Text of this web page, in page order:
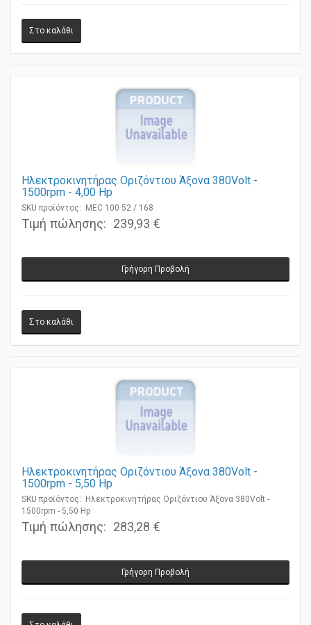
Ηλεκτροκινητήρας Οριζόντιου Άξονα 380Volt -
1500rpm - 4,00 Ηp
SKU προϊόντος: MEC 100 52 / 168
Τιμή πώλησης: 239,93 €
Ηλεκτροκινητήρας Οριζόντιου Άξονα 380Volt -
1500rpm - 5,50 Ηp
SKU προϊόντος: Ηλεκτροκινητήρας Οριζόντιου Άξονα 380Volt -
1500rpm - 5,50 Ηp
Τιμή πώλησης: 283,28 €